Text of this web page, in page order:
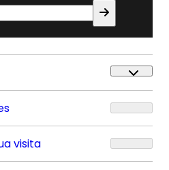
visita